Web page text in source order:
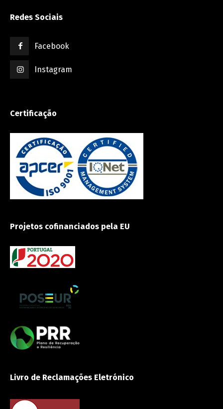
Redes Sociais
Facebook
Instagram
Certificação
Projetos cofinanciados pela EU
Livro de Reclamações Eletrónico